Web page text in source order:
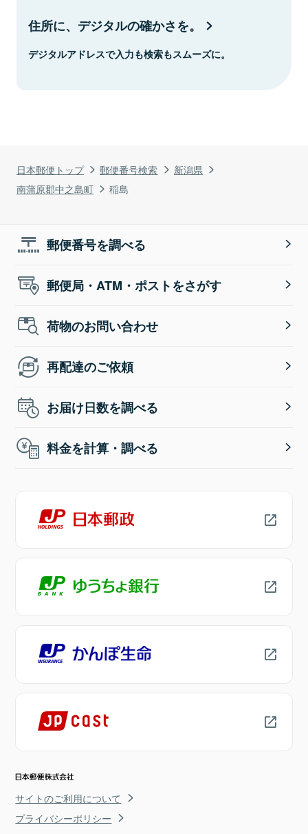
日本郵便トップ 郵便番号検索
新潟県
南蒲原郡中之島町
稲島
住所に、デジタルの確かさを。
デジタルアドレスで入力も検索もスムーズに。
郵便番号を調べる
郵便局・ATM・ポストをさがす
荷物のお問い合わせ
再配達のご依頼
お届け日数を調べる
料金を計算・調べる
サイトのご利用について
プライバシーポリシー